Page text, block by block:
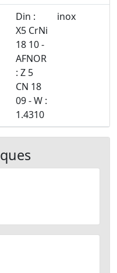
Din :
X5 CrNi
18 10 -
AFNOR
: Z 5
CN 18
09 - W :
1.4310
inox